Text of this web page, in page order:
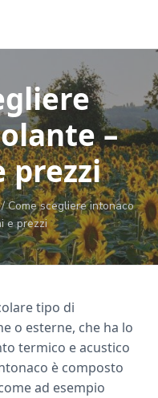
–
prezzi
/Come scegliere intonaco
e prezzi
tipo di
o esterne, che ha lo
termico e acustico
è composto
ad esempio